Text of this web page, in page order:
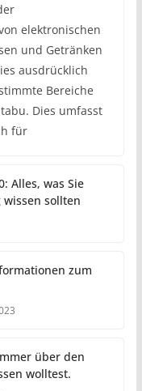
elektronischen
und Getränken
ausdrücklich
Bereiche
Dies umfasst
für
Alles, was Sie
sollten
zum
über den
wolltest.